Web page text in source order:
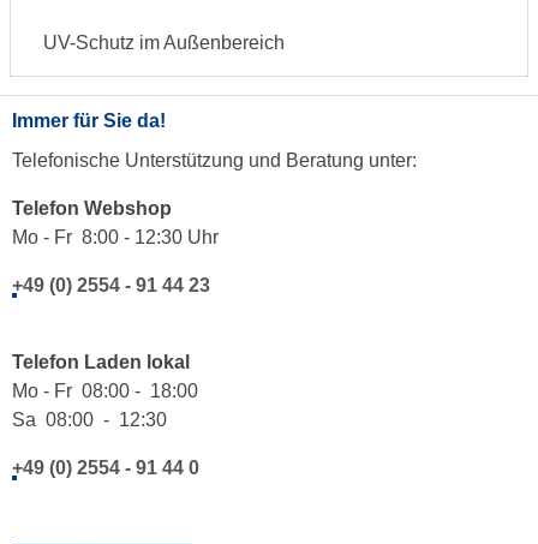
UV-Schutz im Außenbereich
Immer für Sie da!
Telefonische Unterstützung und Beratung unter:
Telefon Webshop
Mo - Fr 8:00 - 12:30 Uhr
+49 (0) 2554 - 91 44 23
Telefon Laden lokal
Mo - Fr 08:00 - 18:00
Sa 08:00 - 12:30
+49 (0) 2554 - 91 44 0